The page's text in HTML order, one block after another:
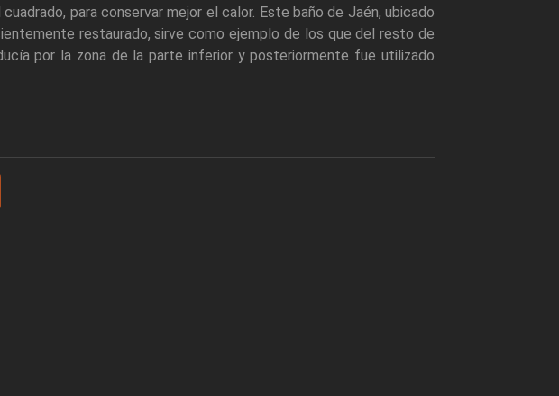
para conservar mejor el calor. Este baño de Jaén, ubicado
restaurado, sirve como ejemplo de los que del resto de
por la zona de la parte inferior y posteriormente fue utilizado